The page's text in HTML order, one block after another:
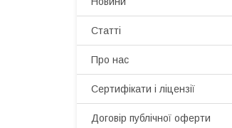
Статті
Про нас
Сертифікати і ліцензії
Договір публічної оферти